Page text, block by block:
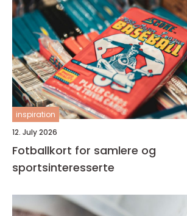
inspiration
12. July 2026
Fotballkort for samlere og
sportsinteresserte